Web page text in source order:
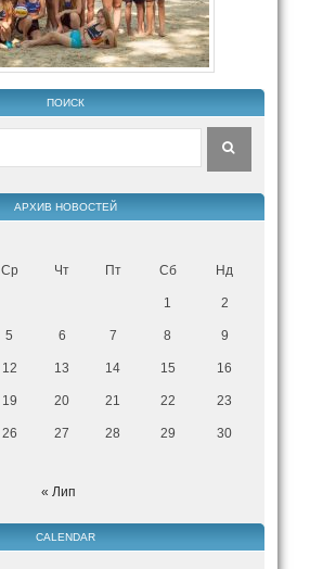
ПОИСК
АРХИВ НОВОСТЕЙ
Ср Чт Пт Сб Нд
1 2
5 6 7 8 9
12 13 14 15 16
19 20 21 22 23
26 27 28 29 30
« Лип
CALENDAR